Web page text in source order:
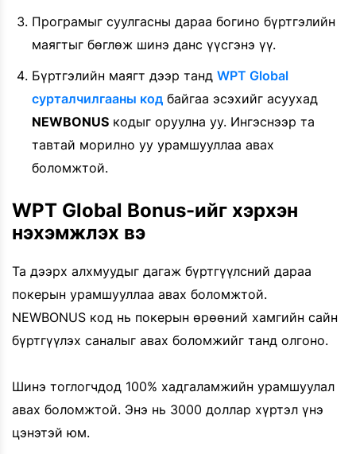
Програмыг суулгасны дараа богино бүртгэлийн
маягтыг бөглөж шинэ данс үүсгэнэ үү.
Бүртгэлийн маягт дээр танд WPT Global
сурталчилгааны код байгаа эсэхийг асуухад
NEWBONUS кодыг оруулна уу. Ингэснээр та
тавтай морилно уу урамшууллаа авах
боломжтой.
WPT Global Bonus-ийг хэрхэн
нэхэмжлэх вэ
Та дээрх алхмуудыг дагаж бүртгүүлсний дараа
покерын урамшууллаа авах боломжтой.
NEWBONUS код нь покерын өрөөний хамгийн сайн
бүртгүүлэх саналыг авах боломжийг танд олгоно.
Шинэ тоглогчдод 100% хадгаламжийн урамшуулал
авах боломжтой. Энэ нь 3000 доллар хүртэл үнэ
цэнэтэй юм.